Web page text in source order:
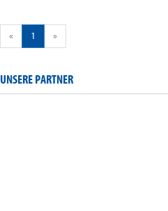
« 1 »
UNSERE PARTNER